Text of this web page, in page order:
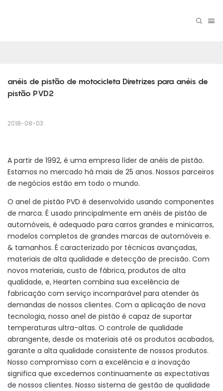
anéis de pistão de motocicleta Diretrizes para anéis de
pistão PVD2
2018-08-03
A partir de 1992, é uma empresa líder de anéis de pistão.
Estamos no mercado há mais de 25 anos. Nossos parceiros
de negócios estão em todo o mundo.
O anel de pistão PVD é desenvolvido usando componentes
de marca. É usado principalmente em anéis de pistão de
automóveis, é adequado para carros grandes e minicarros,
modelos completos de grandes marcas de automóveis e.
& tamanhos. É caracterizado por técnicas avançadas,
materiais de alta qualidade e detecção de precisão. Com
novos materiais, custo de fábrica, produtos de alta
qualidade, e, Hearten combina sua excelência de
fabricação com serviço incomparável para atender às
demandas de nossos clientes. Com a aplicação de nova
tecnologia, nosso anel de pistão é capaz de suportar
temperaturas ultra-altas. O controle de qualidade
abrangente, desde os materiais até os produtos acabados,
garante a alta qualidade consistente de nossos produtos.
Nosso compromisso com a excelência e a inovação
significa que excedemos continuamente as expectativas
de nossos clientes. Nosso sistema de gestão de qualidade